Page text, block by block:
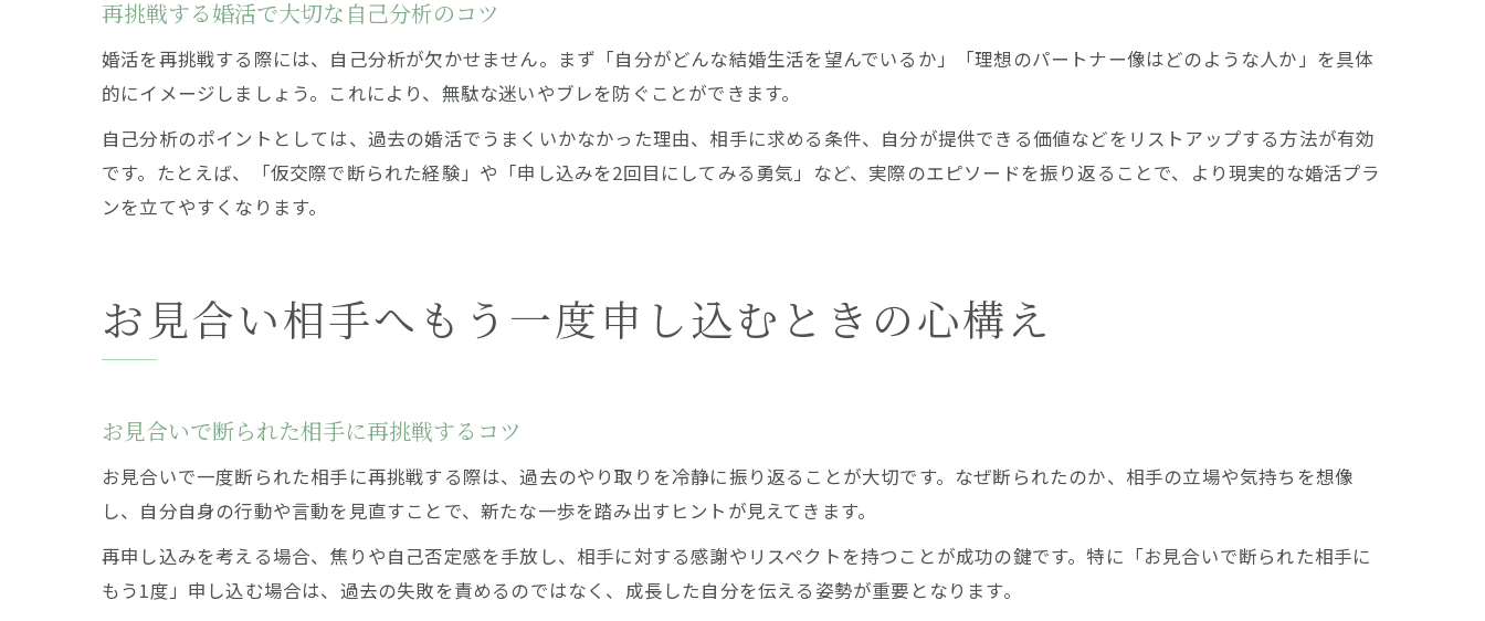
再挑戦する婚活で大切な自己分析のコツ
婚活を再挑戦する際には、自己分析が欠かせません。まず「自分がどんな結婚生活を望んでいるか」「理想のパートナー像はどのような人か」を具体
的にイメージしましょう。これにより、無駄な迷いやブレを防ぐことができます。
自己分析のポイントとしては、過去の婚活でうまくいかなかった理由、相手に求める条件、自分が提供できる価値などをリストアップする方法が有効
です。たとえば、「仮交際で断られた経験」や「申し込みを2回目にしてみる勇気」など、実際のエピソードを振り返ることで、より現実的な婚活プラ
ンを立てやすくなります。
お見合い相手へもう一度申し込むときの心構え
お見合いで断られた相手に再挑戦するコツ
お見合いで一度断られた相手に再挑戦する際は、過去のやり取りを冷静に振り返ることが大切です。なぜ断られたのか、相手の立場や気持ちを想像
し、自分自身の行動や言動を見直すことで、新たな一歩を踏み出すヒントが見えてきます。
再申し込みを考える場合、焦りや自己否定感を手放し、相手に対する感謝やリスペクトを持つことが成功の鍵です。特に「お見合いで断られた相手に
もう1度」申し込む場合は、過去の失敗を責めるのではなく、成長した自分を伝える姿勢が重要となります。
お問い合わせはこちら
お問い合わせはこちら